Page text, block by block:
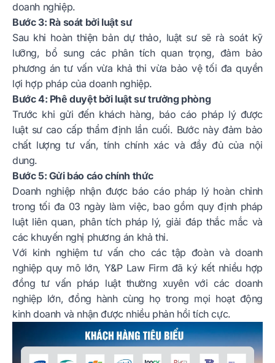
doanh nghiệp.
Bước 3: Rà soát bởi luật sư
Sau khi hoàn thiện bản dự thảo, luật sư sẽ rà soát kỹ
lưỡng, bổ sung các phân tích quan trọng, đảm bảo
phương án tư vấn vừa khả thi vừa bảo vệ tối đa quyền
lợi hợp pháp của doanh nghiệp.
Bước 4: Phê duyệt bởi luật sư trưởng phòng
Trước khi gửi đến khách hàng, báo cáo pháp lý được
luật sư cao cấp thẩm định lần cuối. Bước này đảm bảo
chất lượng tư vấn, tính chính xác và đầy đủ của nội
dung.
Bước 5: Gửi báo cáo chính thức
Doanh nghiệp nhận được báo cáo pháp lý hoàn chỉnh
trong tối đa 03 ngày làm việc, bao gồm quy định pháp
luật liên quan, phân tích pháp lý, giải đáp thắc mắc và
các khuyến nghị phương án khả thi.
Với kinh nghiệm tư vấn cho các tập đoàn và doanh
nghiệp quy mô lớn, Y&P Law Firm đã ký kết nhiều hợp
đồng tư vấn pháp luật thường xuyên với các doanh
nghiệp lớn, đồng hành cùng họ trong mọi hoạt động
kinh doanh và nhận được nhiều phản hồi tích cực.